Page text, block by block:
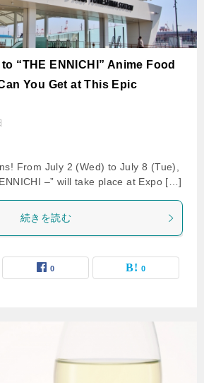
“THE ENNICHI” Anime Food
You Get at This Epic
From July 2 (Wed) to July 8 (Tue),
–” will take place at Expo […]
続きを読む
0 0